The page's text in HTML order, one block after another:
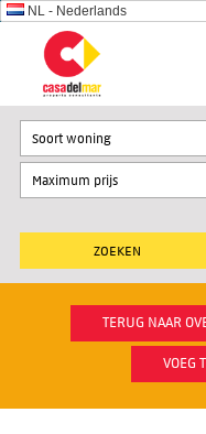
NL - Nederlands
Soort woning
TERUG NAAR
VOEG